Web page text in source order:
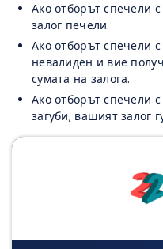
Ако отборът спечели
залог печели.
Ако отборът спечели
невалиден и вие
сумата на залога.
Ако отборът спечели
загуби, вашият залог